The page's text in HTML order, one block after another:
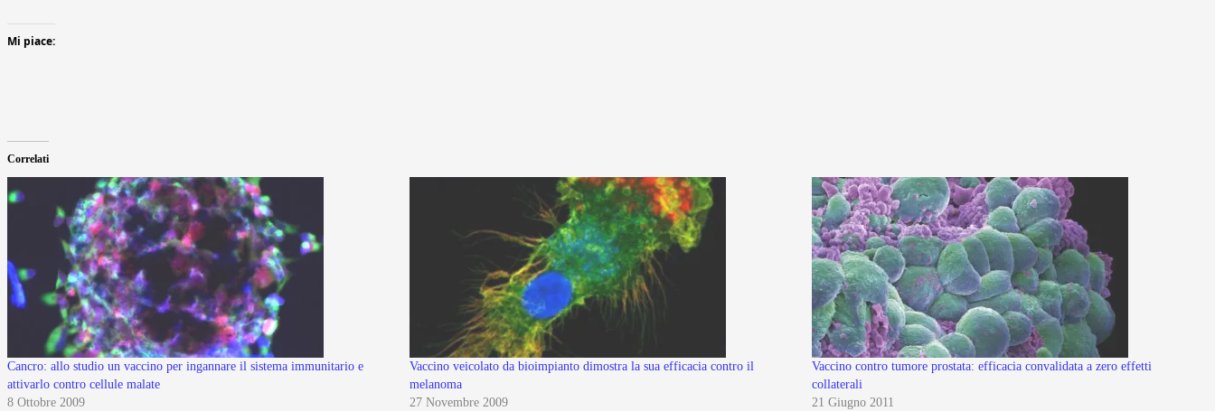
Mi piace:
Correlati
Cancro: allo studio un vaccino per ingannare il sistema immunitario e
attivarlo contro cellule malate
8 Ottobre 2009
Vaccino veicolato da bioimpianto dimostra la sua efficacia contro il
melanoma
27 Novembre 2009
Vaccino contro tumore prostata: efficacia convalidata a zero effetti
collaterali
21 Giugno 2011